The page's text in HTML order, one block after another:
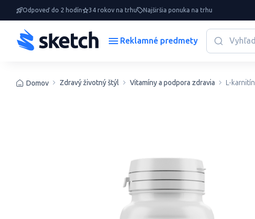
Odpoveď do 2 hodín 34 rokov na trhu Najširšia ponuka na trhu
Reklamné predmety
Domov Zdravý životný štýl Vitamíny a podpora zdravia L-karnitín